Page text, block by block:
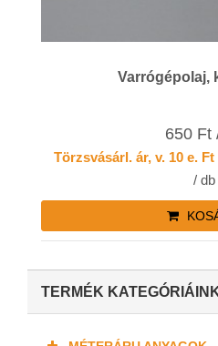
Varrógépolaj,
650 Ft
Törzsvásárl. ár, v. 10 e.
/ db
TERMÉK